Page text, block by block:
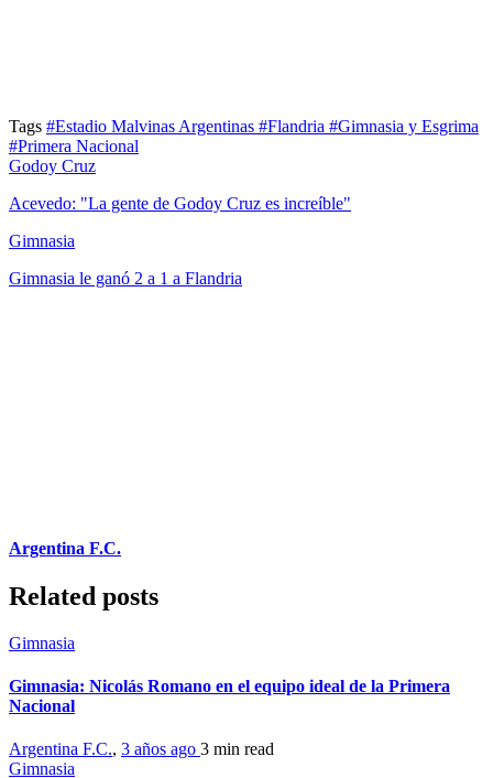
Tags #Estadio Malvinas Argentinas #Flandria #Gimnasia y Esgrima
#Primera Nacional
Godoy Cruz
Acevedo: "La gente de Godoy Cruz es increíble"
Gimnasia
Gimnasia le ganó 2 a 1 a Flandria
Argentina F.C.
Related posts
Gimnasia
Gimnasia: Nicolás Romano en el equipo ideal de la Primera
Nacional
Argentina F.C., 3 años ago 3 min read
Gimnasia